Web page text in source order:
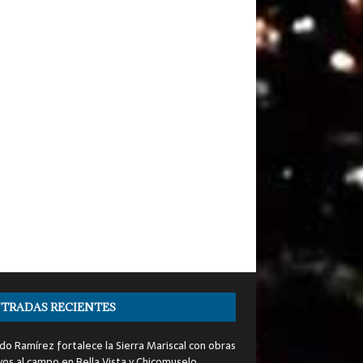
RECIENTES
Ramírez fortalece la Sierra Mariscal con obras